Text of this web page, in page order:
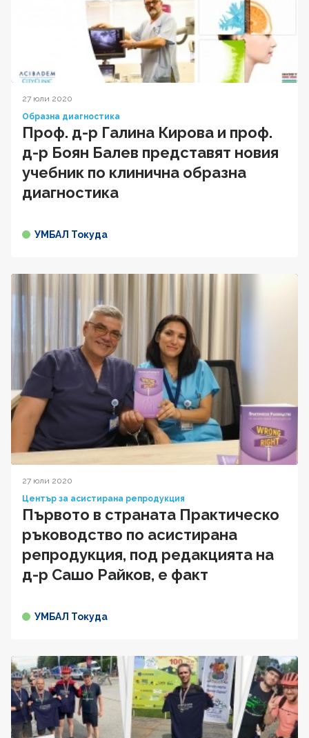
27 юли 2020
Образна диагностика
Проф. д-р Галина Кирова и проф.
д-р Боян Балев представят новия
учебник по клинична образна
диагностика
УМБАЛ Токуда
27 юли 2020
Център за асистирана репродукция
Първото в страната Практическо
ръководство по асистирана
репродукция, под редакцията на
д-р Сашо Райков, е факт
УМБАЛ Токуда